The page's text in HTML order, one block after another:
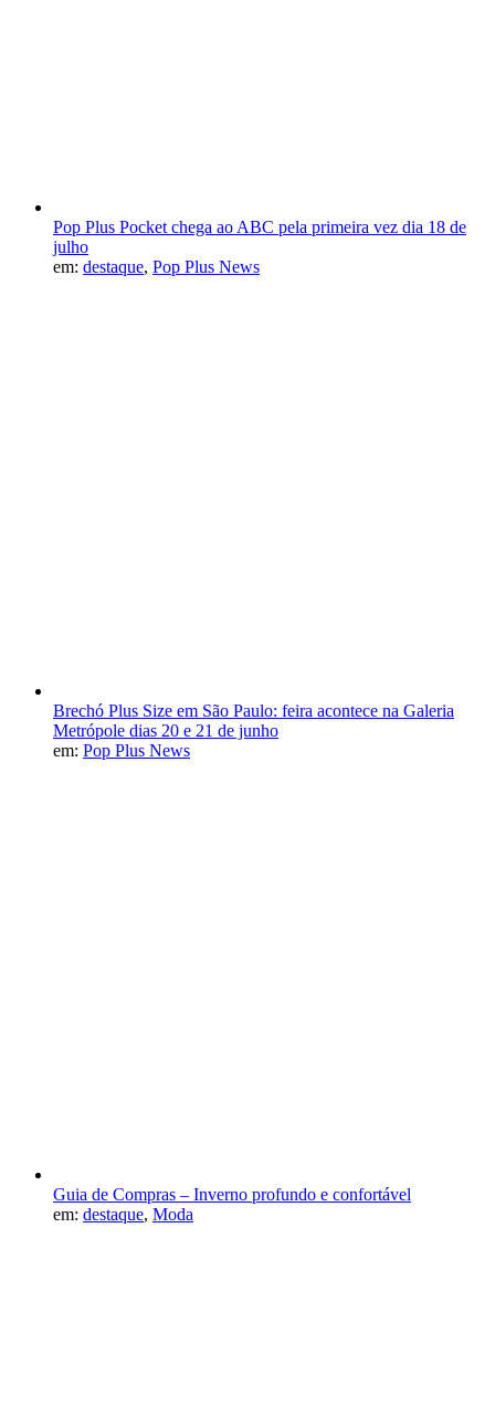
Pop Plus Pocket chega ao ABC pela primeira vez dia 18 de
julho
em: destaque, Pop Plus News
Brechó Plus Size em São Paulo: feira acontece na Galeria
Metrópole dias 20 e 21 de junho
em: Pop Plus News
Guia de Compras – Inverno profundo e confortável
em: destaque, Moda